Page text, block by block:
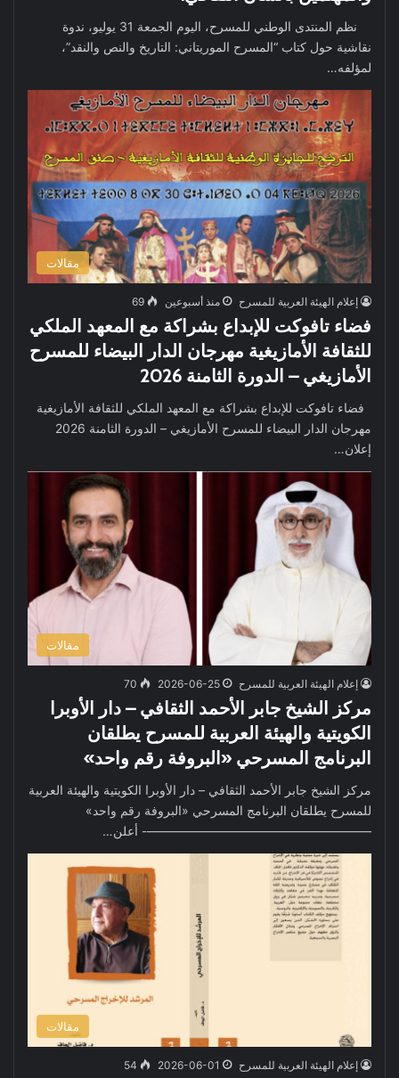
نظم المنتدى الوطني للمسرح، اليوم الجمعة 31 يوليو، ندوة
نقاشية حول كتاب “المسرح الموريتاني: التاريخ والنص والنقد”،
لمؤلفه…
مقالات
إعلام الهيئة العربية للمسرح منذ أسبوعين 69
فضاء تافوكت للإبداع بشراكة مع المعهد الملكي
للثقافة الأمازيغية مهرجان الدار البيضاء للمسرح
الأمازيغي – الدورة الثامنة 2026
فضاء تافوكت للإبداع بشراكة مع المعهد الملكي للثقافة الأمازيغية
مهرجان الدار البيضاء للمسرح الأمازيغي – الدورة الثامنة 2026
إعلان…
مقالات
إعلام الهيئة العربية للمسرح 2026-06-25
70
مركز الشيخ جابر الأحمد الثقافي – دار الأوبرا
الكويتية والهيئة العربية للمسرح يطلقان
البرنامج المسرحي «البروفة رقم واحد»
مركز الشيخ جابر الأحمد الثقافي – دار الأوبرا الكويتية والهيئة العربية
للمسرح يطلقان البرنامج المسرحي «البروفة رقم واحد»
——————————————————- أعلن…
مقالات
إعلام الهيئة العربية للمسرح 2026-06-01
54